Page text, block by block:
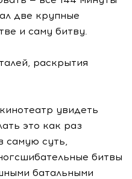
две крупные
и саму битву.
раскрытия
увидеть
это как раз
самую суть,
битвы
батальными